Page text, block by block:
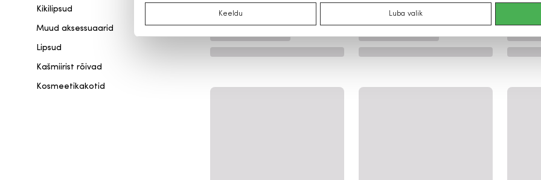
Keeldu Luba valik
Kikilipsud
Muud aksessuaarid
Lipsud
Kašmiirist rõivad
Kosmeetikakotid